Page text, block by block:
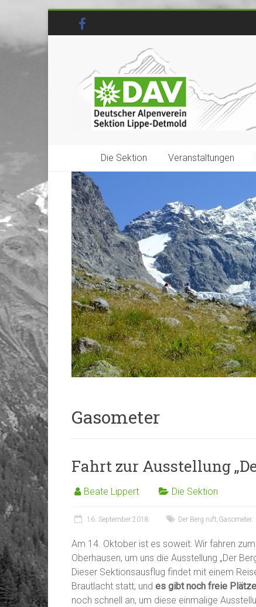
Die Sektion Veranstaltungen
Gasometer
Fahrt zur Ausstellung
Beate Lippert Die Sektion
16. September 2018 Der Berg ruft,Gasometer
Am 14. Oktober ist es soweit: Wir fahren
Oberhausen, um uns die Ausstellung „Der
Dieser Sektionsausflug findet mit einem
Brautlacht statt, und es gibt noch freie Plätze
noch schnell an, um diese einmalige